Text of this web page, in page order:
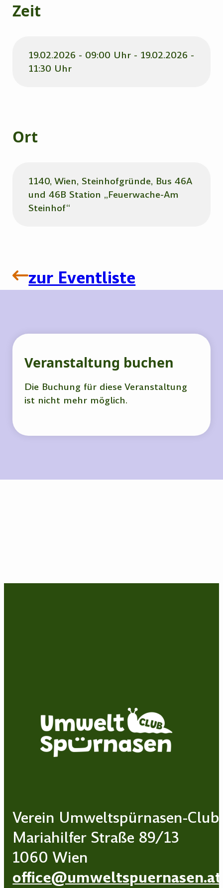
Zeit
19.02.2026 - 09:00 Uhr - 19.02.2026 -
11:30 Uhr
Ort
1140, Wien, Steinhofgründe, Bus 46A
und 46B Station „Feuerwache-Am
Steinhof“
zur Eventliste
Veranstaltung buchen
Die Buchung für diese Veranstaltung
ist nicht mehr möglich.
Verein Umweltspürnasen-Club
Mariahilfer Straße 89/13
1060 Wien
office@umweltspuernasen.at